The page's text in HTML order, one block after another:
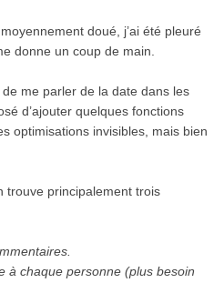
doué, j’ai été pleuré
donne un coup de main.
me parler de la date dans les
d’ajouter quelques fonctions
optimisations invisibles, mais bien
trouve principalement trois
à chaque personne (plus besoin